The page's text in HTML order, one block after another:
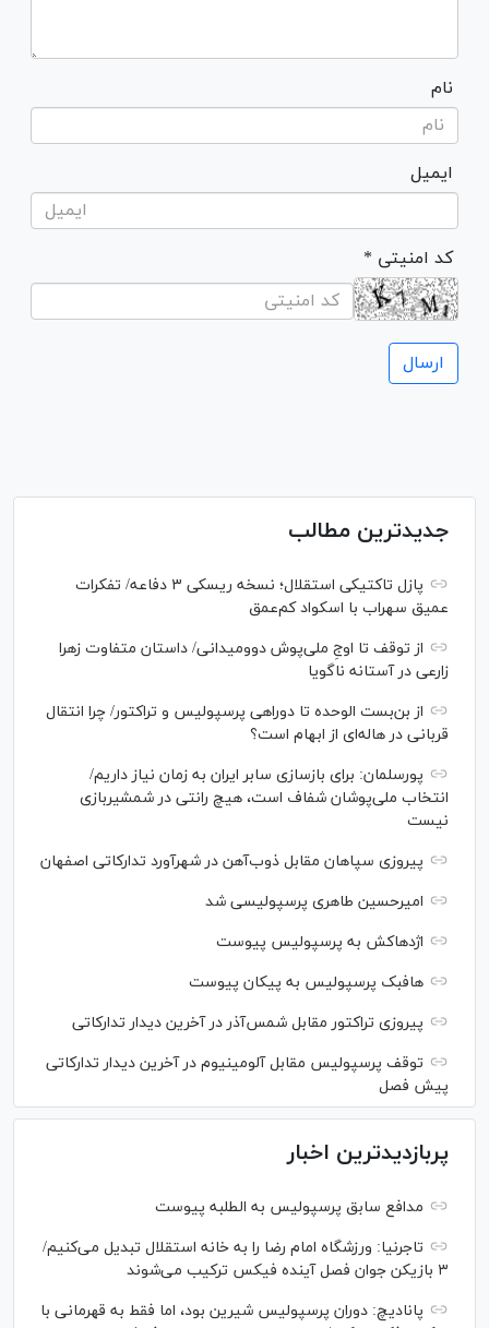
نام
ایمیل
* کد امنیتی
جدیدترین مطالب
پازل تاکتیکی استقلال؛ نسخه ریسکی ۳ دفاعه/ تفکرات
عمیق سهراب با اسکواد کم‌عمق
از توقف تا اوجِ ملی‌پوش دوومیدانی/ داستان متفاوت زهرا
زارعی در آستانه ناگویا
از بن‌بست الوحده تا دوراهی پرسپولیس و تراکتور/ چرا انتقال
قربانی در هاله‌ای از ابهام است؟
پورسلمان: برای بازسازی سابر ایران به زمان نیاز داریم/
انتخاب ملی‌پوشان شفاف است، هیچ رانتی در شمشیربازی
نیست
پیروزی سپاهان مقابل ذوب‌آهن در شهرآورد تدارکاتی اصفهان
امیرحسین طاهری پرسپولیسی شد
اژدهاکش به پرسپولیس پیوست
هافبک پرسپولیس به پیکان پیوست
پیروزی تراکتور مقابل شمس‌آذر در آخرین دیدار تدارکاتی
توقف پرسپولیس مقابل آلومینیوم در آخرین دیدار تدارکاتی
پیش فصل
پربازدیدترین اخبار
مدافع سابق پرسپولیس به الطلبه پیوست
تاجرنیا: ورزشگاه امام رضا را به خانه استقلال تبدیل می‌کنیم/
۳ بازیکن جوان فصل آینده فیکس ترکیب می‌شوند
پانادیچ: دوران پرسپولیس شیرین بود، اما فقط به قهرمانی با